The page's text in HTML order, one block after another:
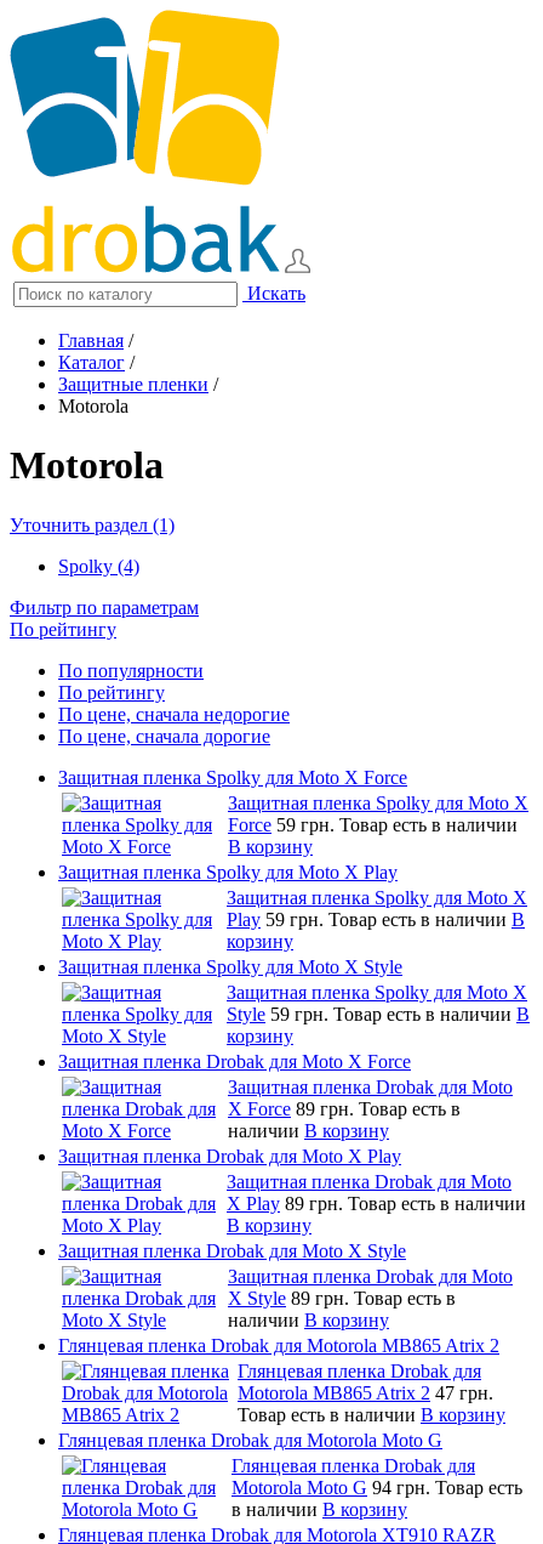
Искать
Главная /
Каталог /
Защитные пленки /
Motorola
Motorola
Уточнить раздел (1)
Spolky (4)
Фильтр по параметрам
По рейтингу
По популярности
По рейтингу
По цене, сначала недорогие
По цене, сначала дорогие
Защитная пленка Spolky для Moto X Force
Защитная пленка Spolky для Moto X
Force 59 грн. Товар есть в наличии
В корзину
Защитная пленка Spolky для Moto X Play
Защитная пленка Spolky для Moto X
Play 59 грн. Товар есть в наличии В
корзину
Защитная пленка Spolky для Moto X Style
Защитная пленка Spolky для Moto X
Style 59 грн. Товар есть в наличии В
корзину
Защитная пленка Drobak для Moto X Force
Защитная пленка Drobak для Moto
X Force 89 грн. Товар есть в
наличии В корзину
Защитная пленка Drobak для Moto X Play
Защитная пленка Drobak для Moto
X Play 89 грн. Товар есть в наличии
В корзину
Защитная пленка Drobak для Moto X Style
Защитная пленка Drobak для Moto
X Style 89 грн. Товар есть в
наличии В корзину
Глянцевая пленка Drobak для Motorola MB865 Atrix 2
Глянцевая пленка Drobak для
Motorola MB865 Atrix 2 47 грн.
Товар есть в наличии В корзину
Глянцевая пленка Drobak для Motorola Moto G
Глянцевая пленка Drobak для
Motorola Moto G 94 грн. Товар есть
в наличии В корзину
Глянцевая пленка Drobak для Motorola XT910 RAZR